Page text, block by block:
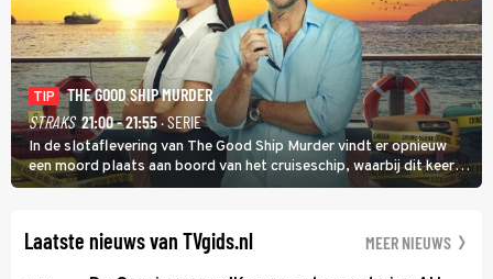
TIP
THE GOOD SHIP MURDER
STRAKS 21:00 - 21:55· SERIE
In de slotaflevering van The Good Ship Murder vindt er opnieuw
een moord plaats aan boord van het cruiseschip, waarbij dit keer
een bemanningslid het slachtoffer is en kapitein Marlowe de dader
Laatste nieuws van TVgids.nl MEER NIEUWS